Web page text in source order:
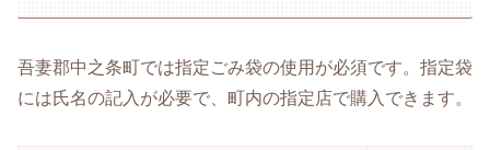
吾妻郡中之条町では指定ごみ袋の使用が必須です。指定袋
には氏名の記入が必要で、町内の指定店で購入できます。